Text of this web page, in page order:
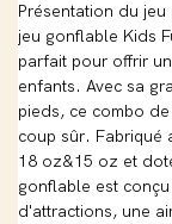
Présentation du
jeu gonflable Kids
parfait pour offrir
enfants. Avec sa
pieds, ce combo
coup sûr. Fabriqué
18 oz&15 oz et
gonflable est
d'attractions, une